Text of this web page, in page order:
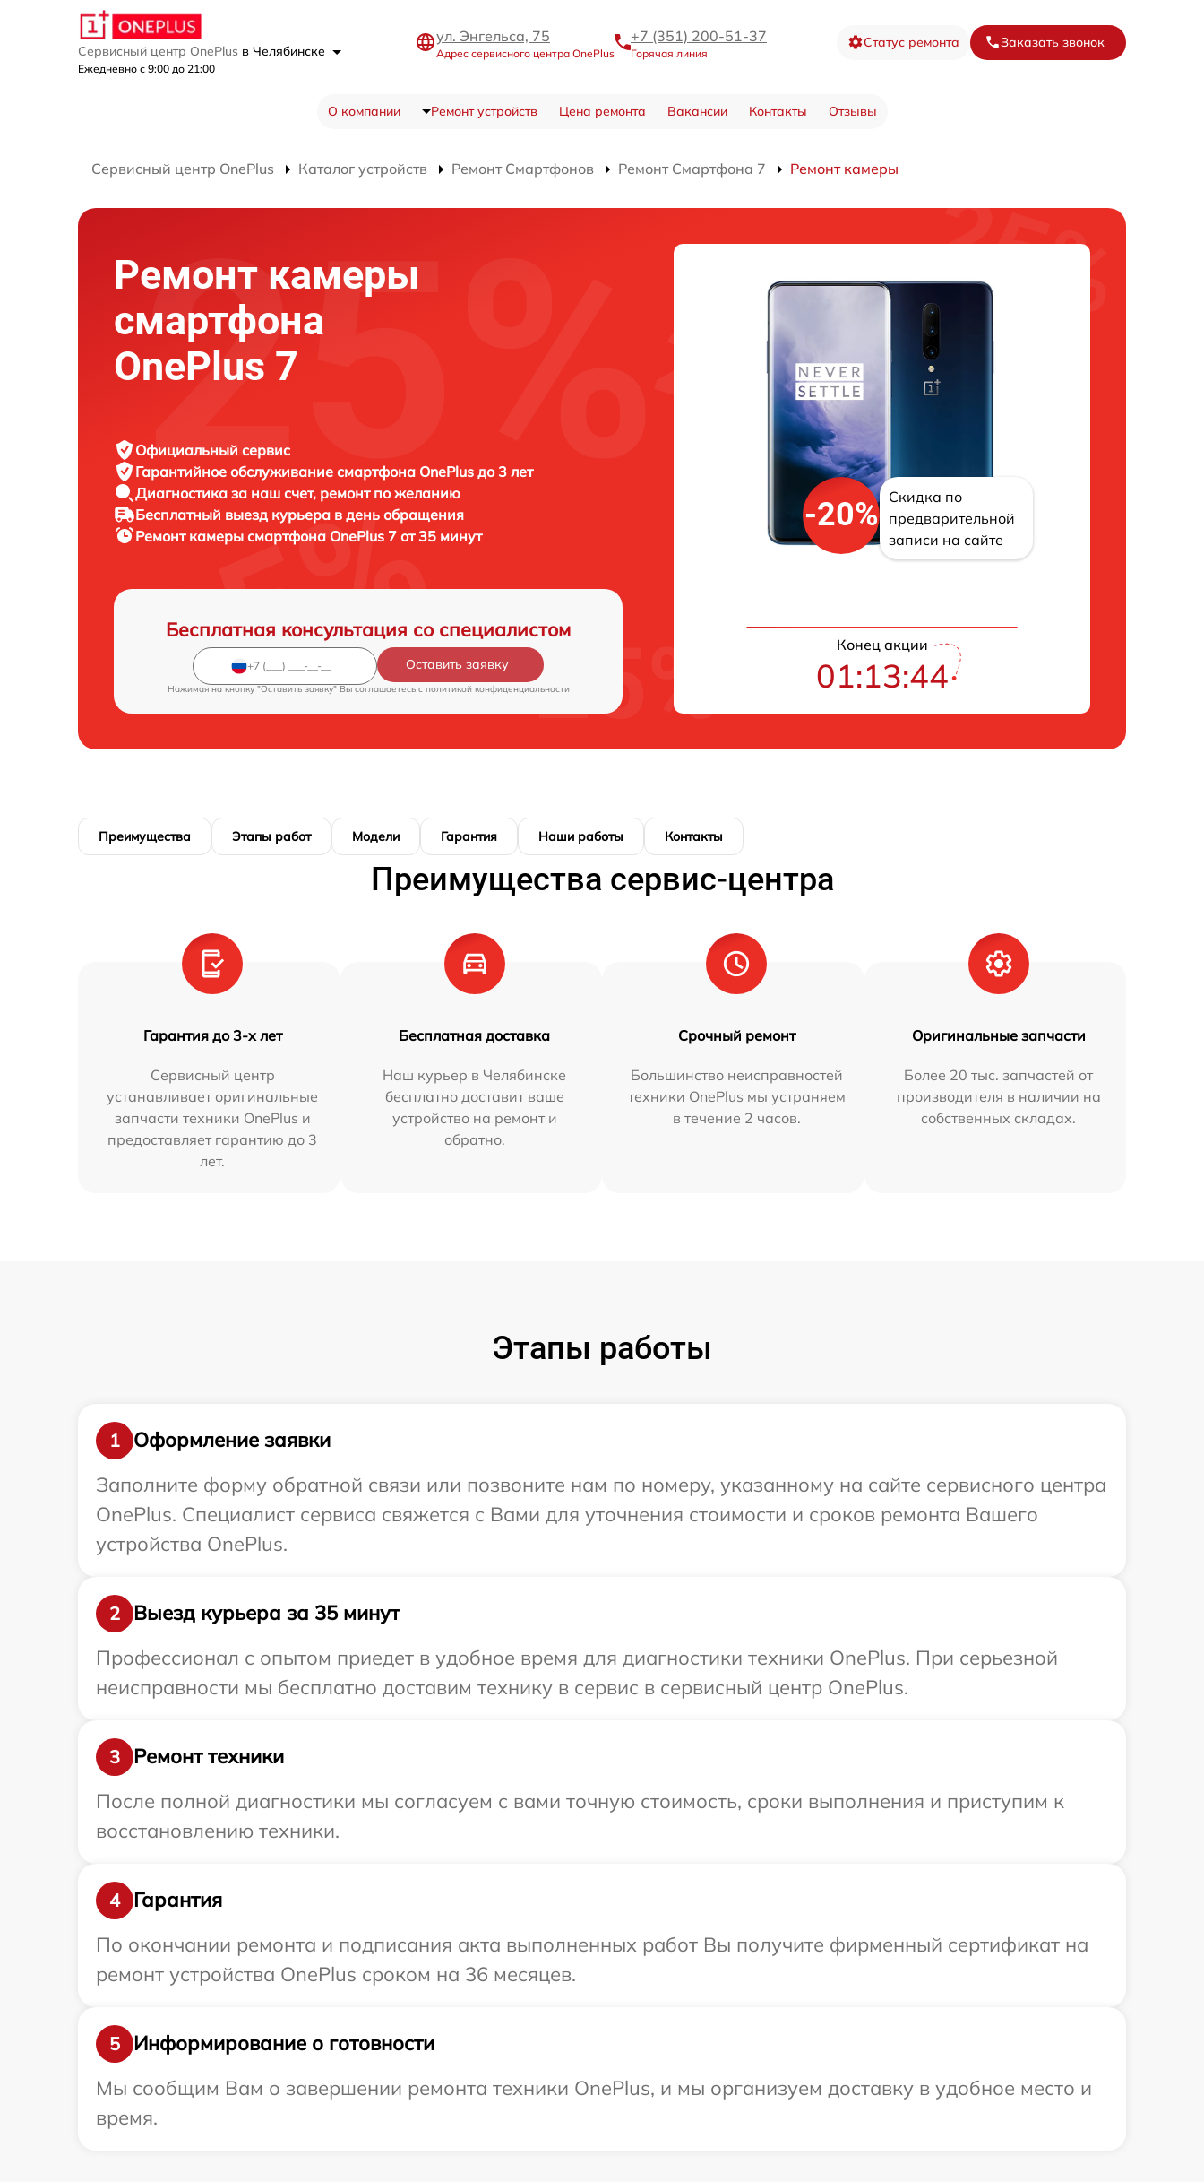
Сервисный центр OnePlus в Челябинске
Ежедневно с 9:00 до 21:00
ул. Энгельса, 75
Адрес сервисного центра OnePlus
+7 (351) 200-51-37
Горячая линия
Статус ремонта Заказать звонок
О компании Ремонт устройств Цена ремонта Вакансии Контакты Отзывы
Сервисный центр OnePlus Каталог устройств Ремонт Смартфонов Ремонт Смартфона 7 Ремонт камеры
Ремонт камеры
смартфона
OnePlus 7
Официальный сервис
Гарантийное обслуживание смартфона OnePlus до 3 лет
Диагностика за наш счет, ремонт по желанию
Бесплатный выезд курьера в день обращения
Ремонт камеры смартфона OnePlus 7 от 35 минут
Бесплатная консультация со специалистом
Оставить заявку
Нажимая на кнопку "Оставить заявку" Вы соглашаетесь c политикой конфиденциальности
-20%
Скидка по
предварительной
записи на сайте
Конец акции
01:13:43
Преимущества Этапы работ Модели Гарантия Наши работы Контакты
Преимущества сервис-центра
Гарантия до 3-х лет
Сервисный центр
устанавливает оригинальные
запчасти техники OnePlus и
предоставляет гарантию до 3
лет.
Бесплатная доставка
Наш курьер в Челябинске
бесплатно доставит ваше
устройство на ремонт и
обратно.
Срочный ремонт
Большинство неисправностей
техники OnePlus мы устраняем
в течение 2 часов.
Оригинальные запчасти
Более 20 тыс. запчастей от
производителя в наличии на
собственных складах.
Этапы работы
1
Оформление заявки
Заполните форму обратной связи или позвоните нам по номеру, указанному на сайте сервисного центра
OnePlus. Специалист сервиса свяжется с Вами для уточнения стоимости и сроков ремонта Вашего
устройства OnePlus.
2
Выезд курьера за 35 минут
Профессионал с опытом приедет в удобное время для диагностики техники OnePlus. При серьезной
неисправности мы бесплатно доставим технику в сервис в сервисный центр OnePlus.
3
Ремонт техники
После полной диагностики мы согласуем с вами точную стоимость, сроки выполнения и приступим к
восстановлению техники.
4
Гарантия
По окончании ремонта и подписания акта выполненных работ Вы получите фирменный сертификат на
ремонт устройства OnePlus сроком на 36 месяцев.
5
Информирование о готовности
Мы сообщим Вам о завершении ремонта техники OnePlus, и мы организуем доставку в удобное место и
время.